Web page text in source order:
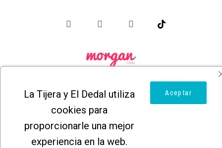
La Tijera y El Dedal utiliza
cookies para
proporcionarle una mejor
experiencia en la web.
Aceptar